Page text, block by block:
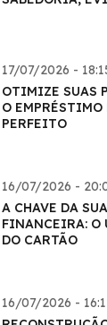
17/07/2026 -
OTIMIZE SUAS
O EMPRÉSTIMO
PERFEITO
16/07/2026 -
A CHAVE DA
FINANCEIRA: O
DO CARTÃO
16/07/2026 -